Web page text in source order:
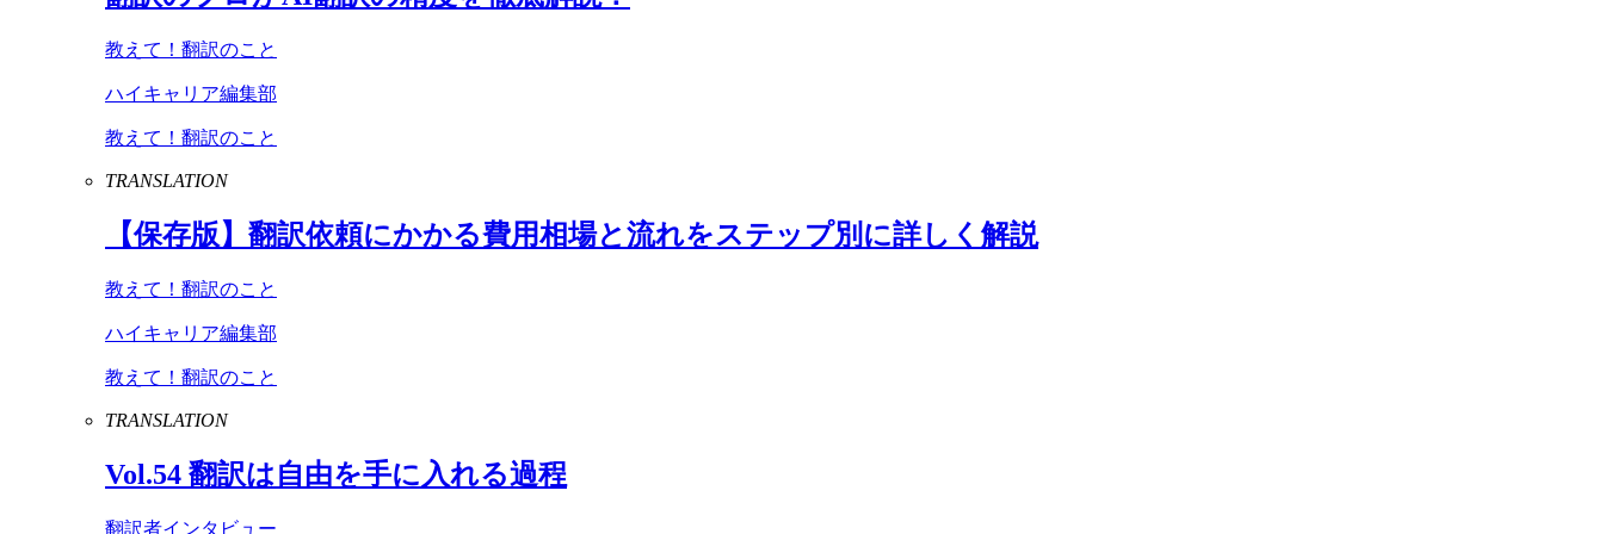
教えて！翻訳のこと
ハイキャリア編集部
教えて！翻訳のこと
TRANSLATION
【保存版】翻訳依頼にかかる費用相場と流れをステップ別に詳しく解説
教えて！翻訳のこと
ハイキャリア編集部
教えて！翻訳のこと
TRANSLATION
Vol.54 翻訳は自由を手に入れる過程
翻訳者インタビュー